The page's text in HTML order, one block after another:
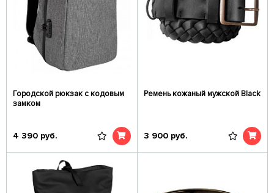
Городской рюкзак с кодовым
замком
4 390 руб.
Ремень кожаный мужской Black
3 900 руб.